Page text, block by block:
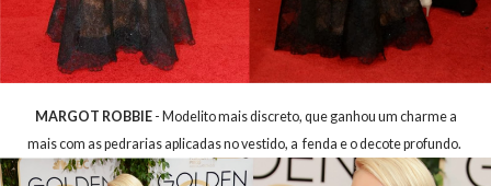
MARGOT ROBBIE- Modelito mais discreto, que ganhou um charme a
mais com as pedrarias aplicadas no vestido, a fenda e o decote profundo.